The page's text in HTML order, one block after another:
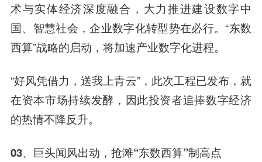
术与实体经济深度融合，大力推进建设数字中
国、 智慧社会，企业数字化转型势在必行。“东数
西算”战略的启动，将加速产业数字化进程。
“好风凭借力，送我上青云”，此次工程已发布，就
在资本市场持续发酵，因此投资者追捧数字经济
的热情不降反升。
03、巨头闻风出动，抢滩“东数西算”制高点